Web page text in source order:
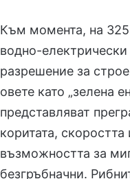
Към момента, на 325
водно-
разрешение за
овете като „зелена
представляват
коритата,
възможността за
безгръбначни.